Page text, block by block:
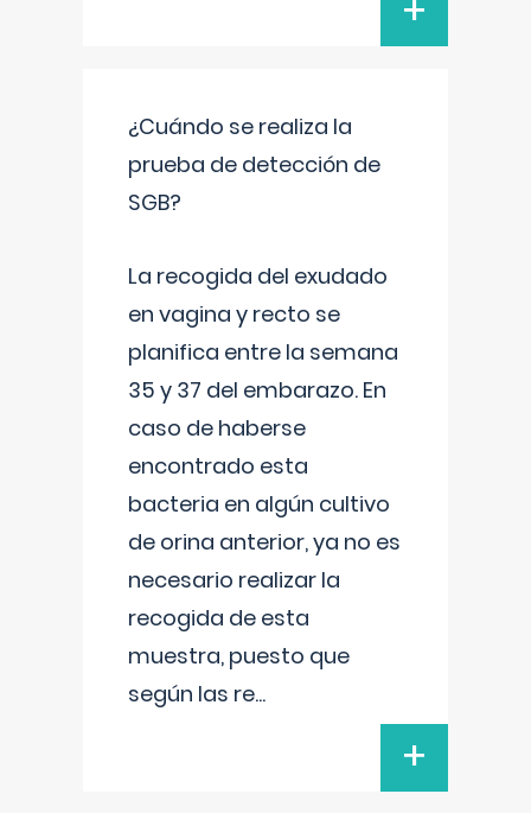
¿Cuándo se realiza la
prueba de detección de
SGB?
La recogida del exudado
en vagina y recto se
planifica entre la semana
35 y 37 del embarazo. En
caso de haberse
encontrado esta
bacteria en algún cultivo
de orina anterior, ya no es
necesario realizar la
recogida de esta
muestra, puesto que
según las re...
+